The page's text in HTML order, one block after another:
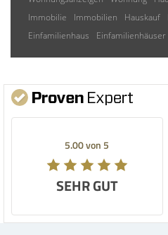
Immobilie
Immobilien Hauskauf
Einfamilienhaus
Einfamilienhäuser
5.00 von 5
SEHR GUT